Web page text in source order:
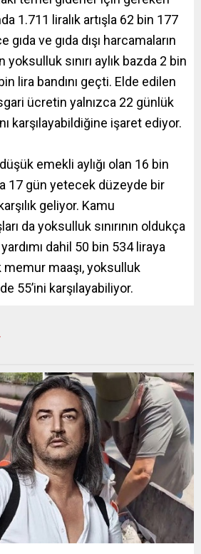
1.711 liralık artışla 62 bin 177
gıda ve gıda dışı harcamaların
sınırı aylık bazda 2 bin
lira bandını geçti. Elde edilen
ücretin yalnızca 22 günlük
karşılayabildiğine işaret ediyor.
emekli aylığı olan 16 bin
17 gün yetecek düzeyde bir
geliyor. Kamu
da yoksulluk sınırının oldukça
dahil 50 bin 534 liraya
maaşı, yoksulluk
55’ini karşılayabiliyor.